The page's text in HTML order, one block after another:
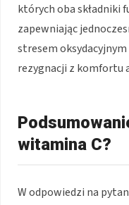
których oba składniki
zapewniając
stresem
rezygnacji z komfortu
witamina C?
W odpowiedzi na